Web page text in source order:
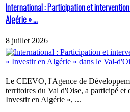
International : Participation et intervention
Algérie » ...
8 juillet 2026
Le CEEVO, l'Agence de
territoires du Val d'Oise, a participé et
Investir en Algérie », ...